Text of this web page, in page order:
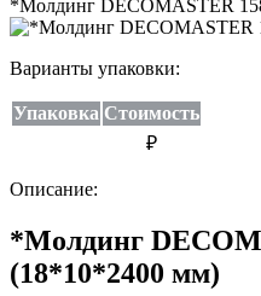
*Молдинг DECOMASTER
Варианты упаковки:
Упаковка Стоимость
₽
Описание:
*Молдинг
(18*10*2400 мм)